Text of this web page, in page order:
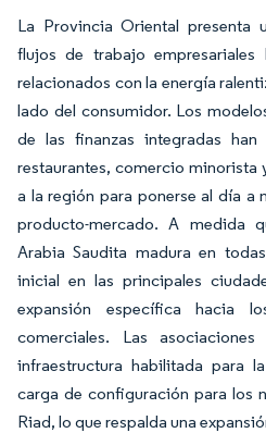
La Provincia Oriental presenta
flujos de trabajo empresariales
relacionados con la energía
lado del consumidor. Los
de las finanzas integradas
restaurantes, comercio minorista
a la región para ponerse al día a
producto-mercado. A medida
Arabia Saudita madura en
inicial en las principales
expansión específica hacia
comerciales. Las
infraestructura habilitada para
carga de configuración para los
Riad, lo que respalda una